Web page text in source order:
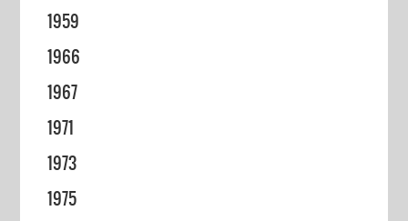
1959
1966
1967
1971
1973
1975